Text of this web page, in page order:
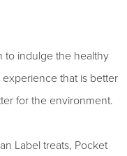
to indulge the healthy
that is better
for the environment.
Label treats, Pocket